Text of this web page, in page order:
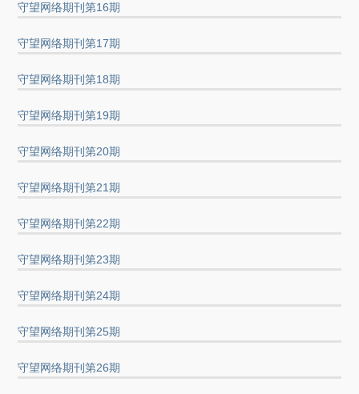
守望网络期刊第16期
守望网络期刊第17期
守望网络期刊第18期
守望网络期刊第19期
守望网络期刊第20期
守望网络期刊第21期
守望网络期刊第22期
守望网络期刊第23期
守望网络期刊第24期
守望网络期刊第25期
守望网络期刊第26期